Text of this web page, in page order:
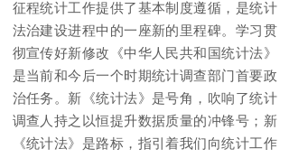
征程统计工作提供了基本制度遵循，是统计
法治建设进程中的一座新的里程碑。学习贯
彻宣传好新修改《中华人民共和国统计法》
是当前和今后一个时期统计调查部门首要政
治任务。新《统计法》是号角，吹响了统计
调查人持之以恒提升数据质量的冲锋号；新
《统计法》是路标，指引着我们向统计工作